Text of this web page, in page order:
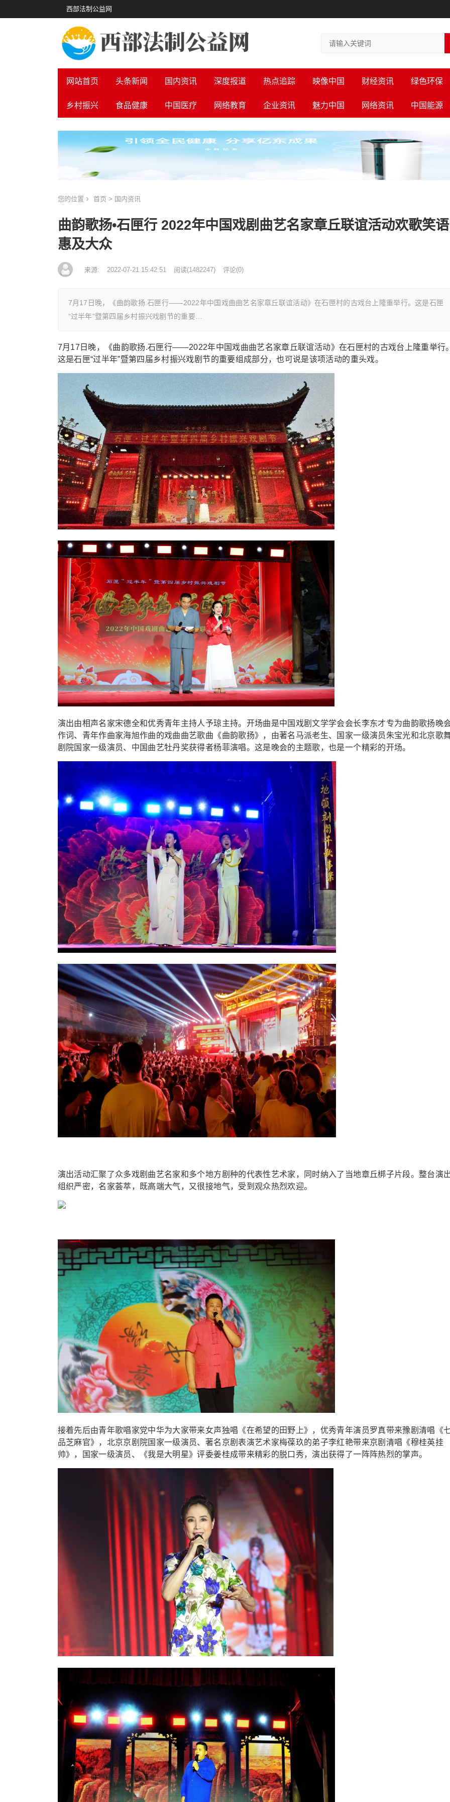
西部法制公益网
网站首页 头条新闻 国内资讯 深度报道 热点追踪 映像中国 财经资讯 绿色环保
乡村振兴 食品健康 中国医疗 网络教育 企业资讯 魅力中国 网络资讯 中国能源
您的位置 首页 > 国内资讯
曲韵歌扬•石匣行 2022年中国戏剧曲艺名家章丘联谊活动欢歌笑语
惠及大众
来源: 2022-07-21 15:42:51 阅读(1482247) 评论(0)
7月17日晚，《曲韵歌扬.石匣行——2022年中国戏曲曲艺名家章丘联谊活动》在石匣村的古戏台上隆重举行。这是石匣
“过半年”暨第四届乡村振兴戏剧节的重要…
7月17日晚，《曲韵歌扬.石匣行——2022年中国戏曲曲艺名家章丘联谊活动》在石匣村的古戏台上隆重举行
这是石匣“过半年”暨第四届乡村振兴戏剧节的重要组成部分，也可说是该项活动的重头戏。
演出由相声名家宋德全和优秀青年主持人予琼主持。开场曲是中国戏剧文学学会会长李东才专为曲韵歌扬晚
作词、青年作曲家海旭作曲的戏曲曲艺歌曲《曲韵歌扬》，由著名马派老生、国家一级演员朱宝光和北京歌
剧院国家一级演员、中国曲艺牡丹奖获得者杨菲演唱。这是晚会的主题歌，也是一个精彩的开场。
演出活动汇聚了众多戏剧曲艺名家和多个地方剧种的代表性艺术家，同时纳入了当地章丘梆子片段。整台演
组织严密，名家荟萃，既高端大气，又很接地气，受到观众热烈欢迎。
接着先后由青年歌唱家党中华为大家带来女声独唱《在希望的田野上》，优秀青年演员罗真带来豫剧清唱《
品芝麻官》，北京京剧院国家一级演员、著名京剧表演艺术家梅葆玖的弟子李红艳带来京剧清唱《穆桂英挂
帅》，国家一级演员、《我是大明星》评委姜桂成带来精彩的脱口秀，演出获得了一阵阵热烈的掌声。